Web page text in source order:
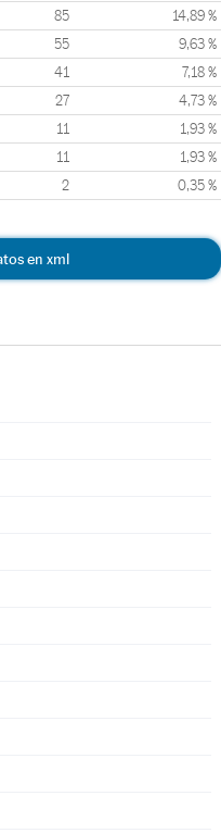
85 14,89 %
55 9,63 %
41 7,18 %
27 4,73 %
11 1,93 %
11 1,93 %
2 0,35 %
en xml